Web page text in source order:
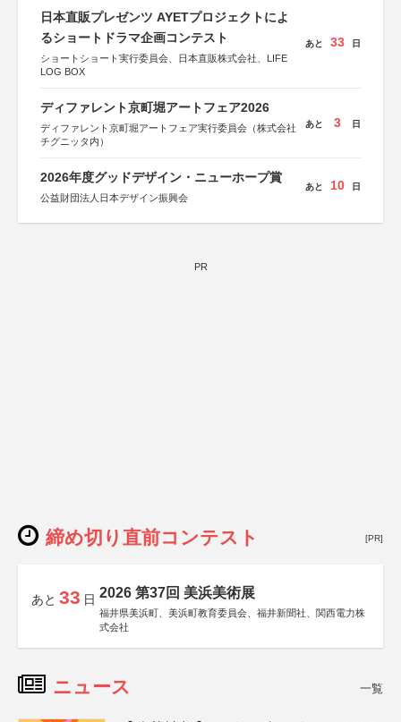
日本直販プレゼンツ AYETプロジェクトによ
るショートドラマ企画コンテスト
ショートショート実行委員会、日本直販株式会社、LIFE
LOG BOX
あと 33 日
ディファレント京町堀アートフェア2026
ディファレント京町堀アートフェア実行委員会（株式会社
チグニッタ内）
あと 3 日
2026年度グッドデザイン・ニューホープ賞
公益財団法人日本デザイン振興会
あと 10 日
PR
締め切り直前コンテスト [PR]
あと 33 日 2026 第37回 美浜美術展
福井県美浜町、美浜町教育委員会、福井新聞社、関西電力株
式会社
ニュース 一覧